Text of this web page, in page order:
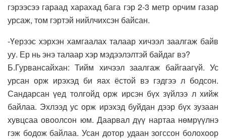
гэрээсээ гараад харахад бага гэр 2-3 метр орчим газар
урсаж, том гэртэй нийлчихсэн байсан.
-Үерээс хэрхэн хамгаалах талаар хичээл заалгаж байв
уу. Ер нь энэ талаар хэр мэдээлэлтэй байдаг вэ?
Б.Гурвансайхан: Тийм хичээл заалгаж байгаагүй. Ус
урсан орж ирэхэд би яах ёстой вэ гэдгээ л бодсон.
Сандарсан үед толгойд орж ирсэн бүх зүйлээ л хийж
байлаа. Эхлээд ус орж ирэхэд буйдан дээр бүх зузаан
хувцсаа овоолсон юм. Даарвал дүү нартаа нөмрүүлнэ
гэж бодож байлаа. Усан дотор удаан зогссон болохоор